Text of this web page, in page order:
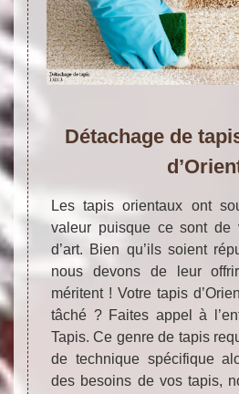
Détachage de
Les tapis orientaux ont
valeur puisque ce sont de
d’art. Bien qu’ils soient
nous devons de leur
méritent ! Votre tapis
tâché ? Faites appel à
Tapis. Ce genre de tapis
de technique spécifique
des besoins de vos tapis,